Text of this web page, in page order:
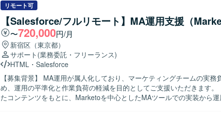
計・実装、既存データ構造の分析やマッピング設計、SQLやシェルスク
理の実装・検証などを行っていただきます。 【求める人物像】 システムの目的や業務背景を理
解し、自ら課題や不明点を洗い出して関係者と調整しながら設計・実装
ております。 チームメンバーと連携しながら主体的に動き、品質と生産
務に取り組める方が望ましいです。 【ポジションの魅力】 社会インフラとしての役割を担うキ
ャリアアップシステムの再構築に上流工程から関わることができ、大規
ウド環境を活用したシステム開発の経験を積むことができます。 アプリ
タ移行の両面でスキルを高められる環境です。 【開発環境】 Java、React、Amazon Aurora
PostgreSQL、Red Hat Enterprise Linux、Spring Boot などを用いた
の開発・データ移行を行っております。
リモート可
【Salesforce/フルリモート】MA運用支援（
〜720,000円/月
新宿区（東京都）
サポート (業務委託・フリーランス)
HTML ・ Salesforce
【募集背景】 MA運用が属人化しており、マーケティングチームの実務
め、運用の平準化と作業負荷の軽減を目的としてご支援いただきます。 【作業内容】 提供され
たコンテンツをもとに、Marketoを中心としたMAツールでの実装から